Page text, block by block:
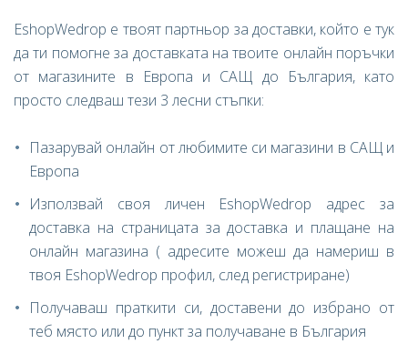
EshopWedrop е твоят партньор за доставки, който е тук
да ти помогне за доставката на твоите онлайн поръчки
от магазините в Европа и САЩ до България, като
просто следваш тези 3 лесни стъпки:
Пазарувай онлайн от любимите си магазини в САЩ и
Европа
Използвай своя личен EshopWedrop адрес за
доставка на страницата за доставка и плащане на
онлайн магазина ( адресите можеш да намериш в
твоя EshopWedrop профил, след регистриране)
Получаваш праткити си, доставени до избрано от
теб място или до пункт за получаване в България